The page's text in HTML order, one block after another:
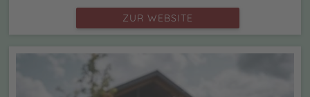
ZUR WEBSITE